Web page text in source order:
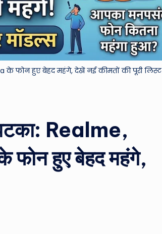
&
M
o
vi
N
e
w
के फोन हुए बेहद महंगे, देखें नई कीमतों की पूरी लिस्ट
झटका: Realme,
हुए बेहद महंगे,